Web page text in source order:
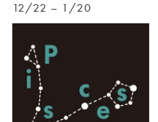
12/22 – 1/20